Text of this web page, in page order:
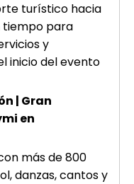
turístico hacia
tiempo para
y
inicio del evento
| Gran
en
más de 800
danzas, cantos y